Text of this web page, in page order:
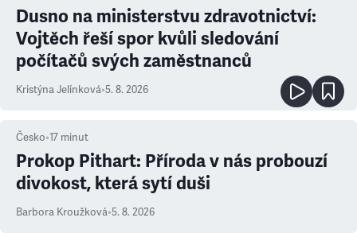
Dusno na ministerstvu zdravotnictví:
Vojtěch řeší spor kvůli sledování
počítačů svých zaměstnanců
Kristýna Jelínková•5. 8. 2026
Česko•17 minut
Prokop Pithart: Příroda v nás probouzí
divokost, která sytí duši
Barbora Kroužková•5. 8. 2026